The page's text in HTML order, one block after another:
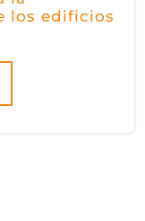
los edificios